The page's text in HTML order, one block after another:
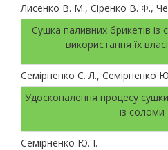
Лисенко В. М., Сіренко В. Ф.,
Сушка паливних брикетів із
використання їх
Семірненко С. Л., Семірненко
Удосконалення процесу
із соломи
Семірненко Ю. І.